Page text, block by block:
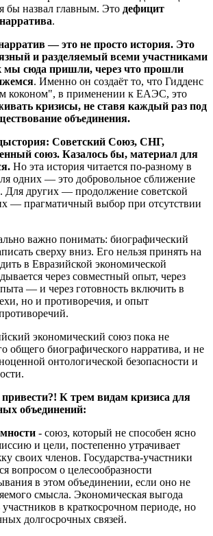
бы назвал главным. Это дефицит
.
— это не просто история. Это
и разделяемый всеми участниками
мы сюда пришли, через что прошли
. Именно он создаёт то, что Гидденс
коконом", в применении к ЕАЭС, это
кризисы, не ставя каждый раз под
объединения.
Советский Союз, СНГ,
союз. Казалось бы, материал для
Но эта история читается по-разному в
одних — это добровольное сближение
Для других — продолжение советской
— прагматичный выбор при отсутствии
важно понимать: биографический
сверху вниз. Его нельзя принять на
в Евразийской экономической
через совместный опыт, через
— и через готовность включить в
но и противоречия, и опыт
экономический союз пока не
общего биографического нарратива, и не
онтологической безопасности и
К трем видам кризиса для
объединений:
- союз, который не способен ясно
и цели, постепенно утрачивает
своих членов. Государства-участники
вопросом о целесообразности
в этом объединении, если оно не
смысла. Экономическая выгода
в краткосрочном периоде, но
долгосрочных связей.